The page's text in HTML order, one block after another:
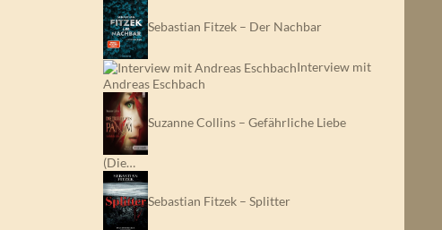
Sebastian Fitzek – Der Nachbar
Interview mit
Andreas Eschbach
Suzanne Collins – Gefährliche Liebe
(Die…
Sebastian Fitzek – Splitter